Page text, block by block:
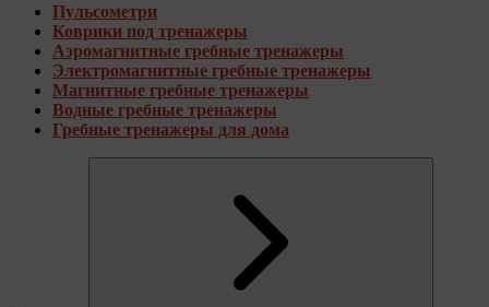
Пульсометри
Коврики под тренажеры
Аэромагнитные гребные тренажеры
Электромагнитные гребные тренажеры
Магнитные гребные тренажеры
Водные гребные тренажеры
Гребные тренажеры для дома